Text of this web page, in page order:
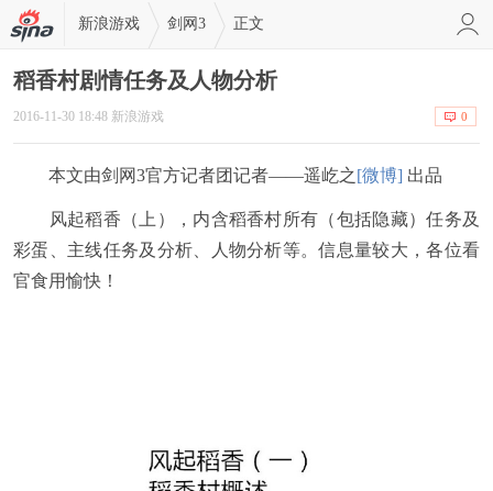
新浪游戏 剑网3 正文
稻香村剧情任务及人物分析
2016-11-30 18:48 新浪游戏 0
本文由剑网3官方记者团记者——遥屹之[微博] 出品
风起稻香（上），内含稻香村所有（包括隐藏）任务及
彩蛋、主线任务及分析、人物分析等。信息量较大，各位看
官食用愉快！